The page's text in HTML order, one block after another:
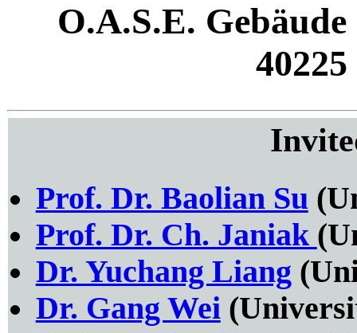
O.A.S.E.
Prof. Dr. Baolian Su
Prof. Dr. Ch. Janiak
Dr. Yuchang Liang
Dr. Gang Wei